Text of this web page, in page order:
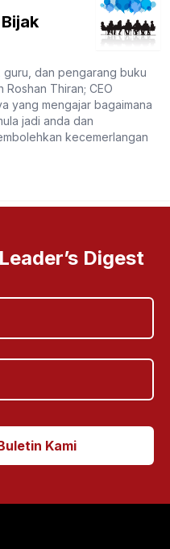
guru, dan pengarang buku
Thiran; CEO
yang mengajar bagaimana
jadi anda dan
kecemerlangan
Digest
Kami